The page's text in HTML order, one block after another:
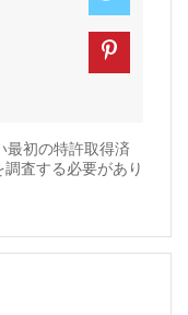
最初の特許取得済
査する必要があり